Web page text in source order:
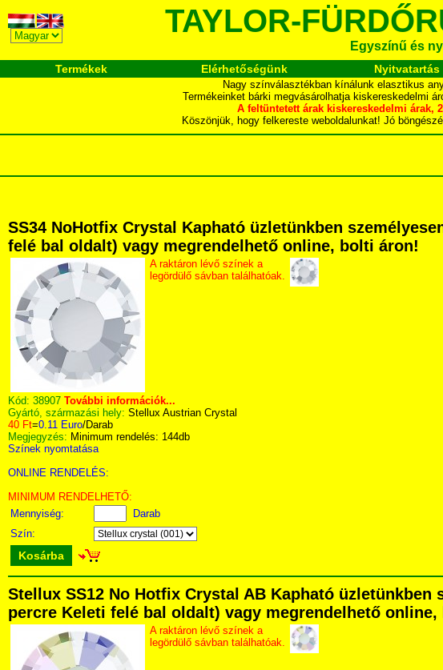
TAYLOR-
Egyszínű és
Termékek Elérhetőségünk Nyitvatartás
Nagy színválasztékban kínálunk elasztikus
Termékeinket bárki megvásárolhatja kiskereskedelmi
A feltüntetett árak kiskereskedelmi árak,
Köszönjük, hogy felkereste weboldalunkat! Jó
SS34 NoHotfix Crystal Kapható üzletünkben
felé bal oldalt) vagy megrendelhető online, bolti áron!
A raktáron lévő színek a
legördülő sávban találhatóak.
Kód: 38907 További információk...
Gyártó, származási hely: Stellux Austrian Crystal
40 Ft=0.11 Euro/Darab
Megjegyzés: Minimum rendelés: 144db
Színek nyomtatása
ONLINE RENDELÉS:
MINIMUM RENDELHETŐ:
Mennyiség:
Darab
Szín:
Kosárba
Stellux SS12 No Hotfix Crystal AB Kapható
percre Keleti felé bal oldalt) vagy megrendelhető
A raktáron lévő színek a
legördülő sávban találhatóak.